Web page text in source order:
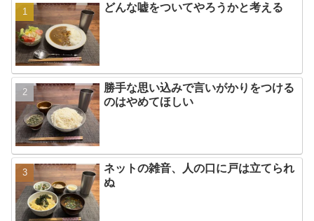
どんな嘘をついてやろうかと考える
勝手な思い込みで言いがかりをつける
のはやめてほしい
ネットの雑音、人の口に戸は立てられ
ぬ